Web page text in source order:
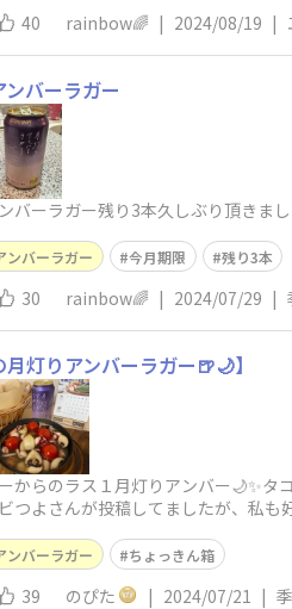
40 rainbow🌈 | 2024/08/19 |
バーラガー
バーラガー残り3本久しぶり頂きま
ンバーラガー 今月期限 残り3本
30 rainbow🌈 | 2024/07/29 |
月灯りアンバーラガー🍺🌙】
からのラス１月灯りアンバー🌙✨
つよさんが投稿してましたが、私
ンバーラガー ちょっきん箱
39 のぴた | 2024/07/21 |